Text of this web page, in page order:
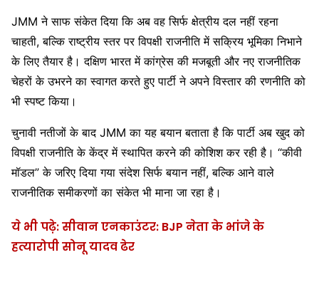
JMM ने साफ संकेत दिया कि अब वह सिर्फ क्षेत्रीय दल नहीं रहना
चाहती, बल्कि राष्ट्रीय स्तर पर विपक्षी राजनीति में सक्रिय भूमिका निभाने
के लिए तैयार है। दक्षिण भारत में कांग्रेस की मजबूती और नए राजनीतिक
चेहरों के उभरने का स्वागत करते हुए पार्टी ने अपने विस्तार की रणनीति को
भी स्पष्ट किया।
चुनावी नतीजों के बाद JMM का यह बयान बताता है कि पार्टी अब खुद को
विपक्षी राजनीति के केंद्र में स्थापित करने की कोशिश कर रही है। “कीवी
मॉडल” के जरिए दिया गया संदेश सिर्फ बयान नहीं, बल्कि आने वाले
राजनीतिक समीकरणों का संकेत भी माना जा रहा है।
ये भी पढ़े: सीवान एनकाउंटर: BJP नेता के भांजे के
हत्यारोपी सोनू यादव ढेर